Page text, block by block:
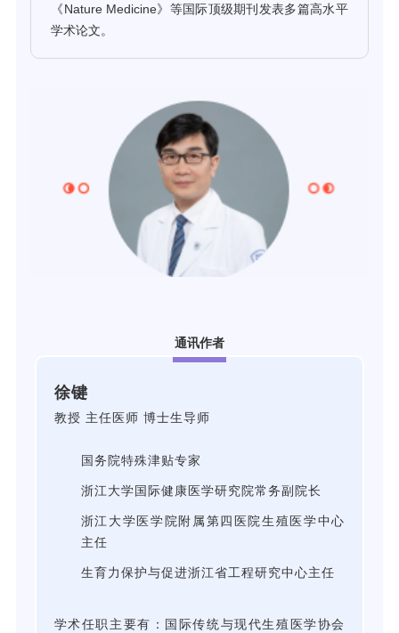
《Nature Medicine》等国际顶级期刊发表多篇高水平
学术论文。
通讯作者
徐键
教授 主任医师 博士生导师
国务院特殊津贴专家
浙江大学国际健康医学研究院常务副院长
浙江大学医学院附属第四医院生殖医学中心
主任
生育力保护与促进浙江省工程研究中心主任
学术任职主要有：国际传统与现代生殖医学协会